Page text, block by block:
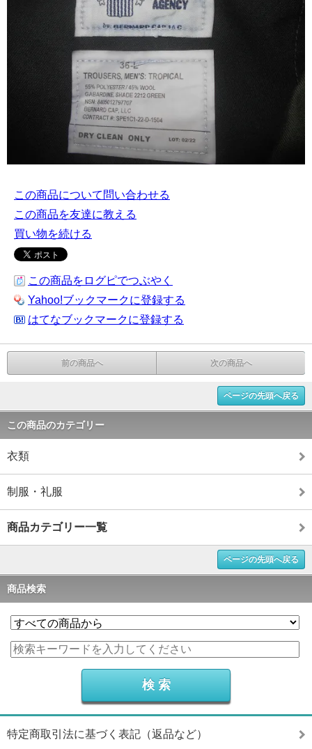
この商品について問い合わせる
この商品を友達に教える
買い物を続ける
この商品をログピでつぶやく
Yahoo!ブックマークに登録する
はてなブックマークに登録する
前の商品へ 次の商品へ
ページの先頭へ戻る
この商品のカテゴリー
衣類
制服・礼服
商品カテゴリー一覧
ページの先頭へ戻る
商品検索
特定商取引法に基づく表記（返品など）